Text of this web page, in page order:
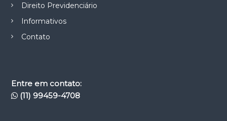
Direito Previdenciário
Informativos
Contato
Entre em contato:
(11) 99459-4708